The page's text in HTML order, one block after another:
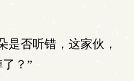
否听错，这家伙，
？”